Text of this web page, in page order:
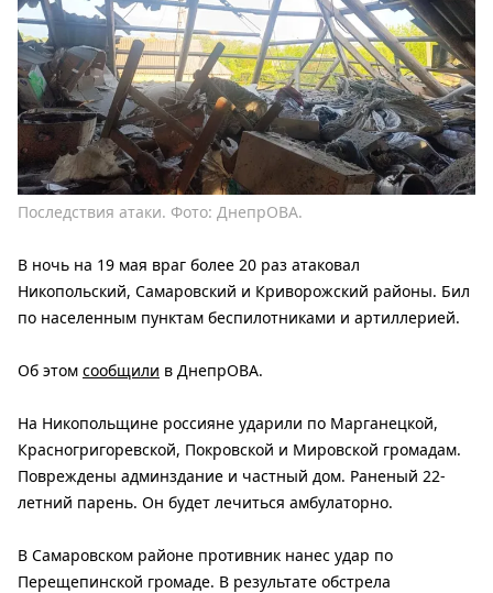
Последствия атаки. Фото: ДнепрОВА.
В ночь на 19 мая враг более 20 раз атаковал
Никопольский, Самаровский и Криворожский районы. Бил
по населенным пунктам беспилотниками и артиллерией.
Об этом сообщили в ДнепрОВА.
На Никопольщине россияне ударили по Марганецкой,
Красногригоревской, Покровской и Мировской громадам.
Повреждены админздание и частный дом. Раненый 22-
летний парень. Он будет лечиться амбулаторно.
В Самаровском районе противник нанес удар по
Перещепинской громаде. В результате обстрела